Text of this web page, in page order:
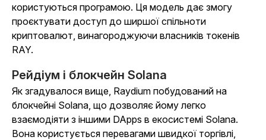
користуються програмою. Ця модель дає змогу
проєктувати доступ до ширшої спільноти
криптовалют, винагороджуючи власників токенів
RAY.
Рейдіум і блокчейн Solana
Як згадувалося вище, Raydium побудований на
блокчейні Solana, що дозволяє йому легко
взаємодіяти з іншими DApps в екосистемі Solana.
Вона користується перевагами швидкої торгівлі,